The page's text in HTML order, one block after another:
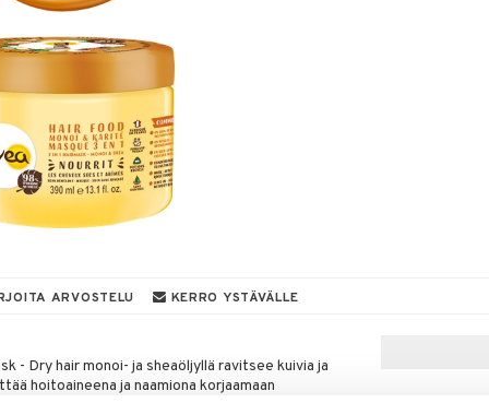
ARVOSTELU KERRO YSTÄVÄLLE
- Dry hair monoi- ja sheaöljyllä ravitsee kuivia ja
hoitoaineena ja naamiona korjaamaan